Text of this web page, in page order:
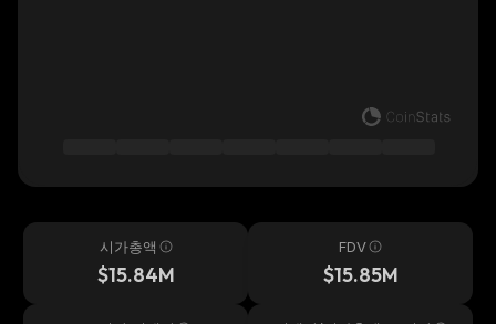
시가총액
$15.84M
FDV
$15.85M